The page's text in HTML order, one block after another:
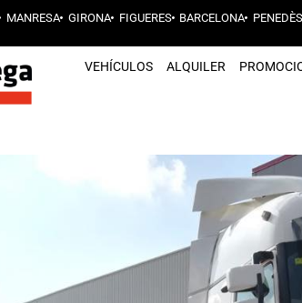
MANRESA GIRONA FIGUERES BARCELONA PENEDÈS
VEHÍCULOS ALQUILER